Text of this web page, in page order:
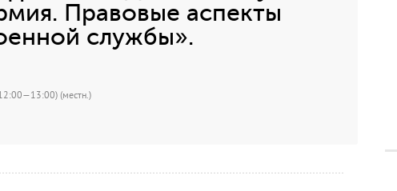
Правовые аспекты
службы».
(местн.)